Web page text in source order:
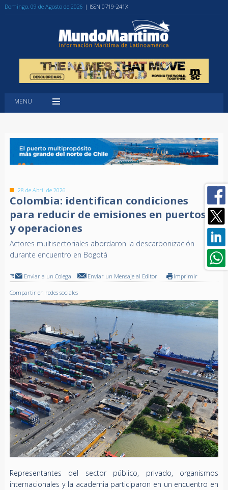
Domingo, 09 de Agosto de 2026 | ISSN 0719-241X
MENU
28 de Abril de 2026
Colombia: identifican condiciones
para reducir de emisiones en puertos
y operaciones
Actores multisectoriales abordaron la descarbonización
durante encuentro en Bogotá
Enviar a un Colega Enviar un Mensaje al Editor Imprimir
Compartir en redes sociales
Representantes del sector público, privado, organismos
internacionales y la academia participaron en un encuentro en